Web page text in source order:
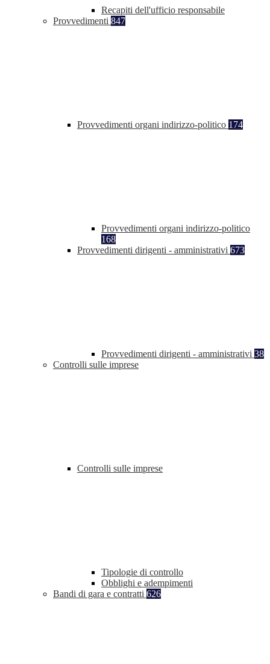
Recapiti dell'ufficio responsabile
Provvedimenti 847
Provvedimenti organi indirizzo-politico 174
Provvedimenti organi indirizzo-politico
168
Provvedimenti dirigenti - amministrativi 673
Provvedimenti dirigenti - amministrativi 38
Controlli sulle imprese
Controlli sulle imprese
Tipologie di controllo
Obblighi e adempimenti
Bandi di gara e contratti 626